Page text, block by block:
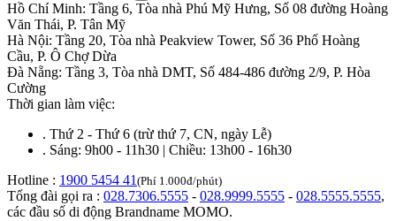
Hồ Chí Minh: Tầng 6, Tòa nhà Phú Mỹ Hưng, Số 08 đường Hoàng
Văn Thái, P. Tân Mỹ
Hà Nội: Tầng 20, Tòa nhà Peakview Tower, Số 36 Phố Hoàng
Cầu, P. Ô Chợ Dừa
Đà Nẵng: Tầng 3, Tòa nhà DMT, Số 484-486 đường 2/9, P. Hòa
Cường
Thời gian làm việc:
. Thứ 2 - Thứ 6 (trừ thứ 7, CN, ngày Lễ)
. Sáng: 9h00 - 11h30 | Chiều: 13h00 - 16h30
Hotline : 1900 5454 41(Phí 1.000đ/phút)
Tổng đài gọi ra : 028.7306.5555 - 028.9999.5555 - 028.5555.5555,
các đầu số di động Brandname MOMO.